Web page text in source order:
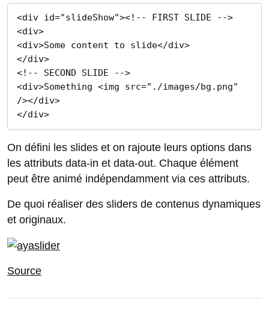
<div id="slideShow"><!-- FIRST SLIDE -->
<div>
<div>Some content to slide</div>
</div>
<!-- SECOND SLIDE -->
<div>Something <img src="./images/bg.png"
/></div>
</div>
On défini les slides et on rajoute leurs options dans
les attributs data-in et data-out. Chaque élément
peut être animé indépendamment via ces attributs.
De quoi réaliser des sliders de contenus dynamiques
et originaux.
Source